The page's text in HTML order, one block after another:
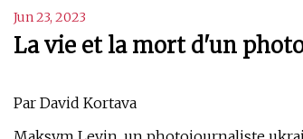
Jun 23, 2023
La vie et la mort d'un
Par David Kortava